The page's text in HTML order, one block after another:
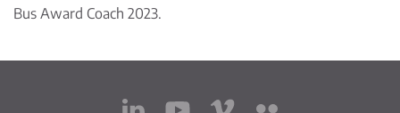
Bus Award Coach 2023.